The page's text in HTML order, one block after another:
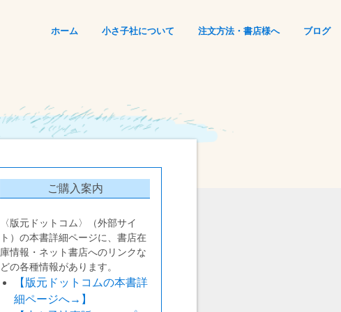
ホーム 小さ子社について 注文方法・書店様へ ブログ
ご購入案内
〈版元ドットコム〉（外部サイ
ト）の本書詳細ページに、書店在
庫情報・ネット書店へのリンクな
どの各種情報があります。
【版元ドットコムの本書詳
細ページへ→】